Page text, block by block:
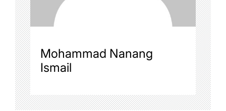
Mohammad Nanang
Ismail